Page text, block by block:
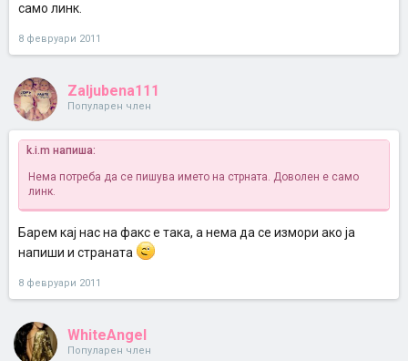
само линк.
8 февруари 2011
Zaljubena111
Популарен член
k.i.m напиша:
Нема потреба да се пишува името на стрната. Доволен е само
линк.
Барем кај нас на факс е така, а нема да се измори ако ја
напиши и страната
8 февруари 2011
WhiteAngel
Популарен член